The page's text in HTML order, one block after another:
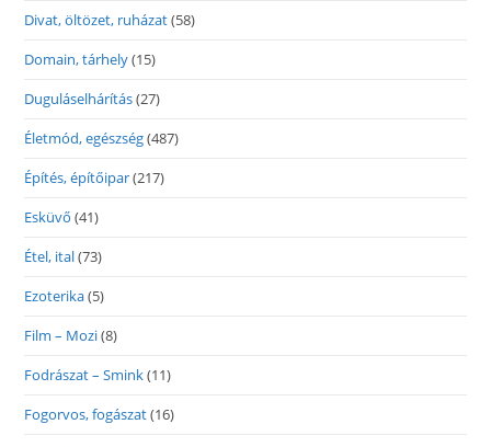
Divat, öltözet, ruházat(58)
Domain, tárhely(15)
Duguláselhárítás(27)
Életmód, egészség(487)
Építés, építőipar(217)
Esküvő (41)
Étel, ital(73)
Ezoterika(5)
Film – Mozi(8)
Fodrászat – Smink(11)
Fogorvos, fogászat(16)